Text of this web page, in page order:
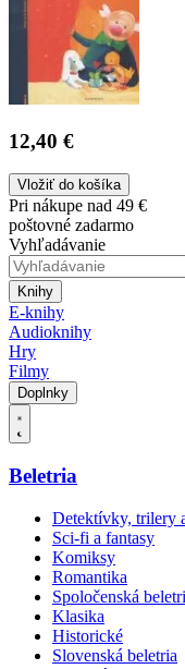
12,40 €
Vložiť do košíka
Pri nákupe nad 49 €
poštovné zadarmo
Vyhľadávanie
Knihy
E-knihy
Audioknihy
Hry
Filmy
Doplnky
Beletria
Detektívky, trilery
Sci-fi a fantasy
Komiksy
Romantika
Spoločenská
Klasika
Historické
Slovenská beletria